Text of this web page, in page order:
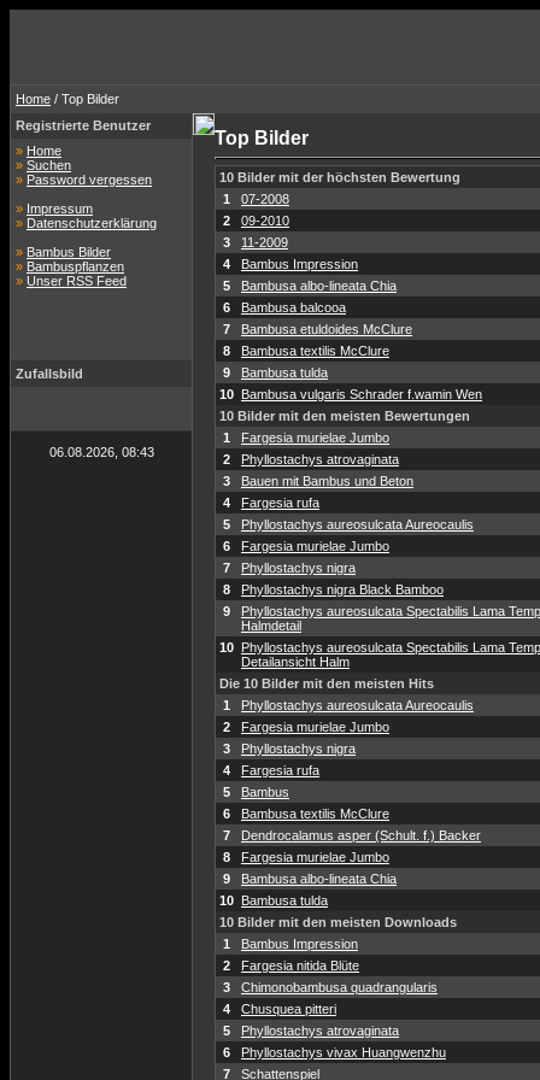
Home / Top Bilder
Registrierte Benutzer
» Home
» Suchen
» Password vergessen
» Impressum
» Datenschutzerklärung
» Bambus Bilder
» Bambuspflanzen
» Unser RSS Feed
Zufallsbild
06.08.2026, 08:43
Top Bilder
10 Bilder mit der höchsten Bewertung
1
07-2008
2
09-2010
3
11-2009
4
Bambus Impression
5
Bambusa albo-lineata Chia
6
Bambusa balcooa
7
Bambusa etuldoides McClure
8
Bambusa textilis McClure
9
Bambusa tulda
10 Bambusa vulgaris Schrader f.wamin Wen
10 Bilder mit den meisten Bewertungen
1
Fargesia murielae Jumbo
2
Phyllostachys atrovaginata
3
Bauen mit Bambus und Beton
4
Fargesia rufa
5
Phyllostachys aureosulcata Aureocaulis
6
Fargesia murielae Jumbo
7
Phyllostachys nigra
8
Phyllostachys nigra Black Bamboo
9
Phyllostachys aureosulcata Spectabilis Lama
Halmdetail
10 Phyllostachys aureosulcata Spectabilis Lama
Detailansicht Halm
Die 10 Bilder mit den meisten Hits
1
Phyllostachys aureosulcata Aureocaulis
2
Fargesia murielae Jumbo
3
Phyllostachys nigra
4
Fargesia rufa
5
Bambus
6
Bambusa textilis McClure
7
Dendrocalamus asper (Schult. f.) Backer
8
Fargesia murielae Jumbo
9
Bambusa albo-lineata Chia
10 Bambusa tulda
10 Bilder mit den meisten Downloads
1
Bambus Impression
2
Fargesia nitida Blüte
3
Chimonobambusa quadrangularis
4
Chusquea pitteri
5
Phyllostachys atrovaginata
6
Phyllostachys vivax Huangwenzhu
7
Schattenspiel